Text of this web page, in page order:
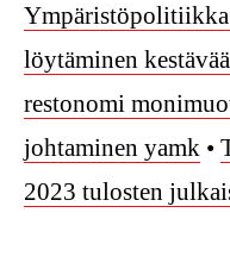
Ympäristöpolitiikka
löytäminen
restonomi
johtaminen yamk •
2023 tulosten